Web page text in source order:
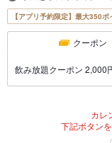
【アプリ予約限定】最大350
クーポン
飲み放題クーポン 2,000
カレ
下記ボタン